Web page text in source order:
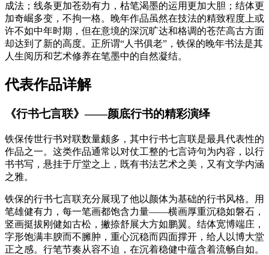
成法；线条更加苍劲有力，枯笔渴墨的运用更加大胆；结体更
加奇崛多变，不拘一格。晚年作品虽然在技法的精致程度上或
许不如中年时期，但在意境的深沉旷达和格调的苍茫高古方面
却达到了新的高度。正所谓“人书俱老”，铁保的晚年书法是其
人生阅历和艺术修养在笔墨中的自然凝结。
代表作品详解
《行书七言联》——颜底行书的精彩演绎
铁保传世行书对联数量颇多，其中行书七言联是最具代表性的
作品之一。这类作品通常以对仗工整的七言诗句为内容，以行
书书写，悬挂于厅堂之上，既有书法艺术之美，又有文学内涵
之雅。
铁保的行书七言联充分展现了他以颜体为基础的行书风格。用
笔雄健有力，每一笔画都饱含力量——横画厚重沉稳如磐石，
竖画挺拔刚健如古松，撇捺舒展大方如鹏翼。结体宽博端庄，
字形饱满丰腴而不臃肿，重心沉稳而四面撑开，给人以博大堂
正之感。行笔节奏从容不迫，在沉着稳健中蕴含着流畅自如。